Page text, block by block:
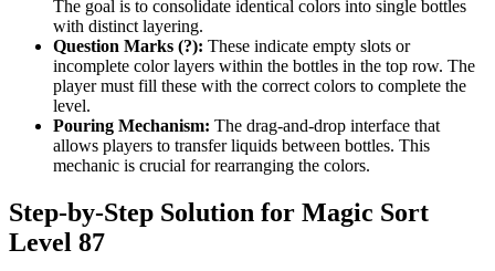
The goal is to consolidate identical colors into single bottles
with distinct layering.
Question Marks (?): These indicate empty slots or
incomplete color layers within the bottles in the top row. The
player must fill these with the correct colors to complete the
level.
Pouring Mechanism: The drag-and-drop interface that
allows players to transfer liquids between bottles. This
mechanic is crucial for rearranging the colors.
Step-by-Step Solution for Magic Sort
Level 87